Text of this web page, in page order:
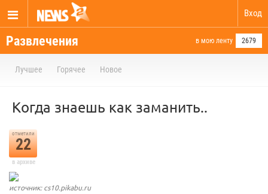
Вход
Развлечения в мою ленту 2679
Лучшее Горячее Новое
Когда знаешь как заманить..
отметили
22
в архиве
источник: cs10.pikabu.ru